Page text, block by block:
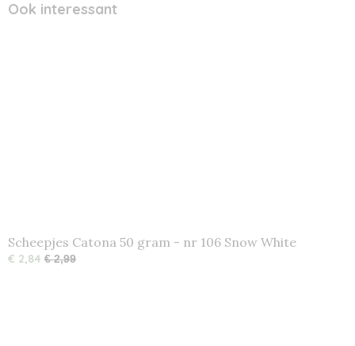
Ook interessant
Scheepjes Catona 50 gram - nr 106 Snow White
€ 2,84 € 2,99